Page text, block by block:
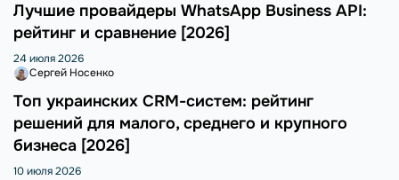
Лучшие провайдеры WhatsApp Business API:
рейтинг и сравнение [2026]
24 июля 2026
Сергей Носенко
Топ украинских CRM-систем: рейтинг
решений для малого, среднего и крупного
бизнеса [2026]
10 июля 2026